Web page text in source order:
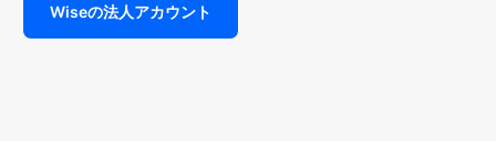
Wiseの法人アカウント